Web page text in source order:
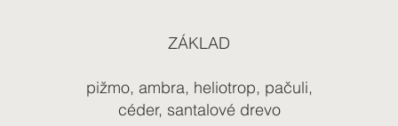
ZÁKLAD
pižmo, ambra, heliotrop, pačuli,
céder, santalové drevo